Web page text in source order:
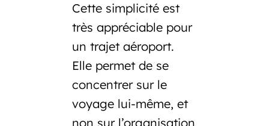
Cette simplicité est
très appréciable pour
un trajet aéroport.
Elle permet de se
concentrer sur le
voyage lui-même, et
non sur l’organisation